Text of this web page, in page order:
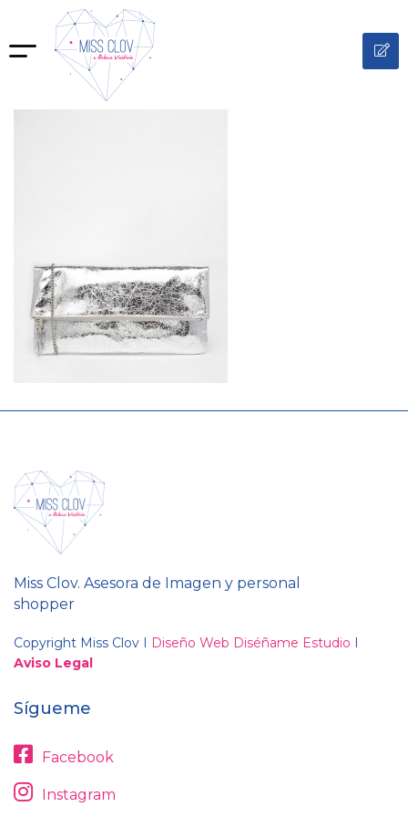
Miss Clov. Asesora de Imagen y personal
shopper
Copyright Miss Clov I Diseño Web Diséñame Estudio I
Aviso Legal
Sígueme
Facebook
Instagram